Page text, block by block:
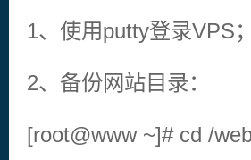
1、使用putty登录VPS；
2、备份网站目录：
[root@www ~]# cd /